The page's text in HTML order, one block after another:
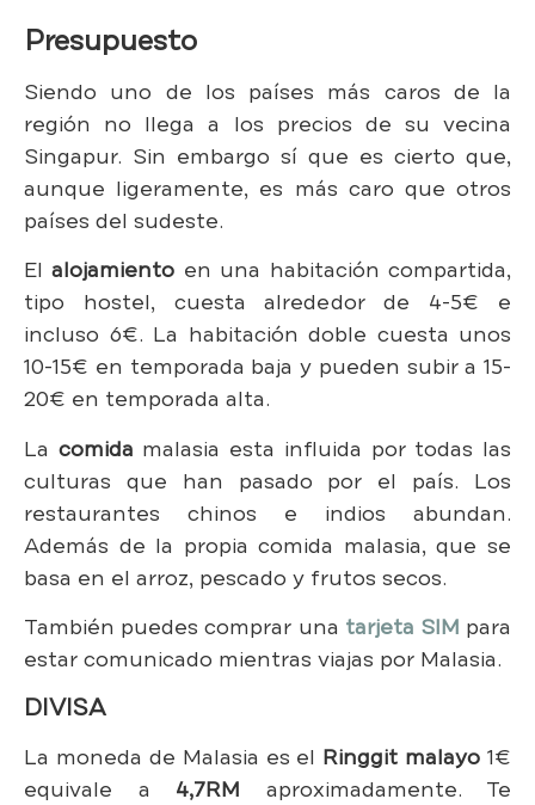
Presupuesto
Siendo uno de los países más caros de la
región no llega a los precios de su vecina
Singapur. Sin embargo sí que es cierto que,
aunque ligeramente, es más caro que otros
países del sudeste.
Elalojamiento en una habitación compartida,
tipo hostel, cuesta alrededor de 4-5€ e
incluso 6€. La habitación doble cuesta unos
10-15€ en temporada baja y pueden subir a 15-
20€ en temporada alta.
La comida malasia esta influida por todas las
culturas que han pasado por el país. Los
restaurantes chinos e indios abundan.
Además de la propia comida malasia, que se
basa en el arroz, pescado y frutos secos.
También puedes comprar una tarjeta SIM para
estar comunicado mientras viajas por Malasia.
DIVISA
La moneda de Malasia es el Ringgit malayo 1€
equivale a 4,7RM aproximadamente. Te